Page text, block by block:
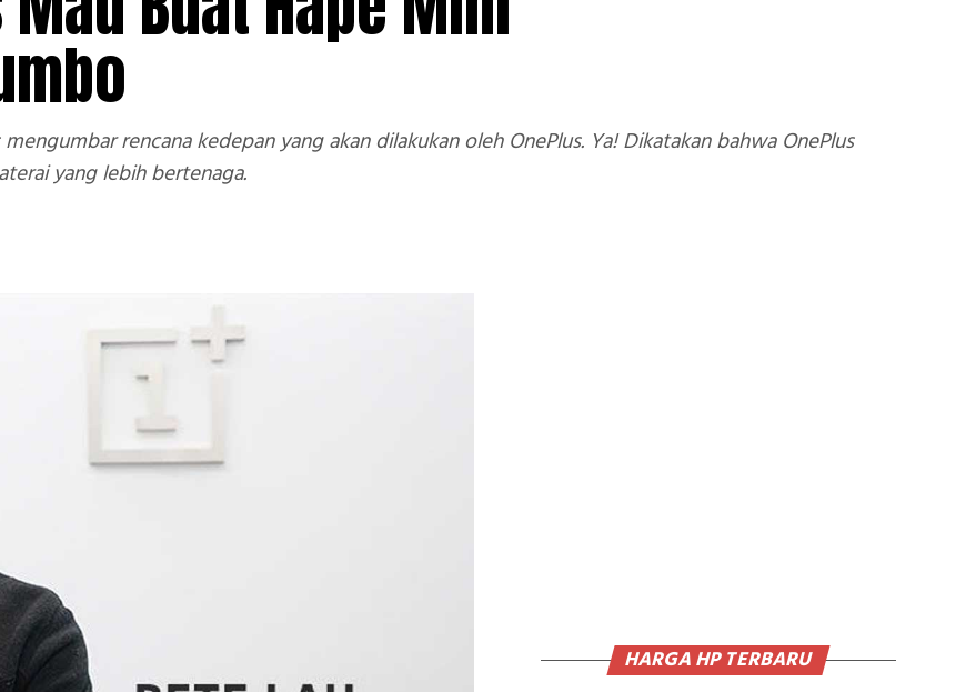
rencana kedepan yang akan dilakukan oleh OnePlus. Ya! Dikatakan bahwa OnePlus
yang lebih bertenaga.
HARGA HP TERBARU